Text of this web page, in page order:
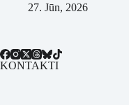
27. Jūn, 2026
KONTAKTI